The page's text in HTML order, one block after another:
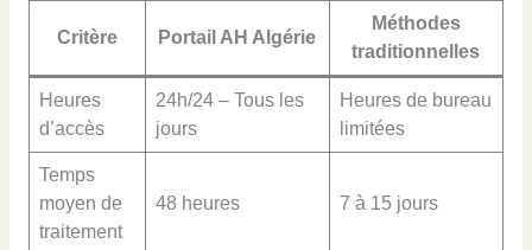
Critère Portail AH Algérie
Méthodes
traditionnelles
Heures
d’accès
24h/24 – Tous les
jours
Heures de bureau
limitées
Temps
moyen de
traitement
48 heures 7 à 15 jours